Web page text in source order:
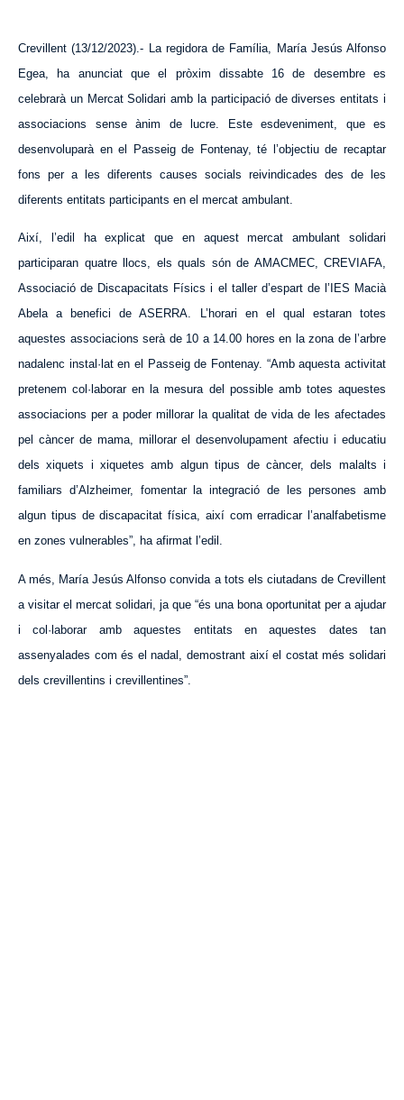
Crevillent (13/12/2023).- La regidora de Família, María Jesús Alfonso
Egea, ha anunciat que el pròxim dissabte 16 de desembre es
celebrarà un Mercat Solidari amb la participació de diverses entitats i
associacions sense ànim de lucre. Este esdeveniment, que es
desenvoluparà en el Passeig de Fontenay, té l’objectiu de recaptar
fons per a les diferents causes socials reivindicades des de les
diferents entitats participants en el mercat ambulant.
Així, l’edil ha explicat que en aquest mercat ambulant solidari
participaran quatre llocs, els quals són de AMACMEC, CREVIAFA,
Associació de Discapacitats Físics i el taller d’espart de l’IES Macià
Abela a benefici de ASERRA. L’horari en el qual estaran totes
aquestes associacions serà de 10 a 14.00 hores en la zona de l’arbre
nadalenc instal·lat en el Passeig de Fontenay. “Amb aquesta activitat
pretenem col·laborar en la mesura del possible amb totes aquestes
associacions per a poder millorar la qualitat de vida de les afectades
pel càncer de mama, millorar el desenvolupament afectiu i educatiu
dels xiquets i xiquetes amb algun tipus de càncer, dels malalts i
familiars d’Alzheimer, fomentar la integració de les persones amb
algun tipus de discapacitat física, així com erradicar l’analfabetisme
en zones vulnerables”, ha afirmat l’edil.
A més, María Jesús Alfonso convida a tots els ciutadans de Crevillent
a visitar el mercat solidari, ja que “és una bona oportunitat per a ajudar
i col·laborar amb aquestes entitats en aquestes dates tan
assenyalades com és el nadal, demostrant així el costat més solidari
dels crevillentins i crevillentines”.